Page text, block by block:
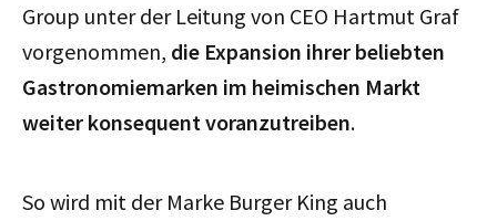
Group unter der Leitung von CEO Hartmut Graf
vorgenommen, die Expansion ihrer beliebten
Gastronomiemarken im heimischen Markt
weiter konsequent voranzutreiben.
So wird mit der Marke Burger King auch